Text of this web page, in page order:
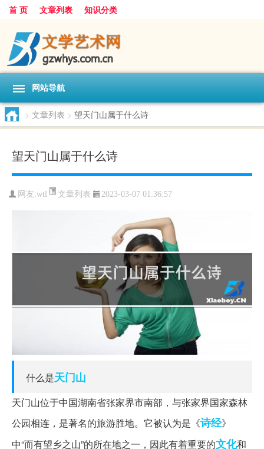
首 页 文章列表 知识分类
网站导航
> 文章列表 > 望天门山属于什么诗
望天门山属于什么诗
网友:wtl 文章列表 2023-03-07 01:36:57
什么是天门山
天门山位于中国湖南省张家界市南部，与张家界国家森林
公园相连，是著名的旅游胜地。它被认为是《诗经》
中“而有望乡之山”的所在地之一，因此有着重要的文化和